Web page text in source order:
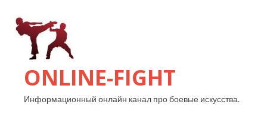
ONLINE-FIGHT
Информационный онлайн канал про боевые искусства.